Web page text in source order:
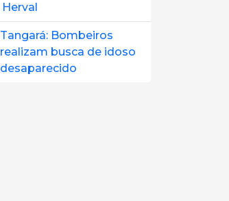
Herval
Tangará: Bombeiros
realizam busca de idoso
desaparecido